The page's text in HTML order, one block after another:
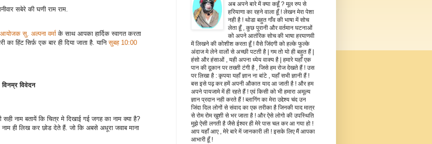
सबेरे की घणी राम राम.
सु. अल्पना वर्मा के साथ आपका हार्दिक स्वागत करता
हिंट सिर्फ़ एक बार ही दिया जाता है. यानिसुबह 10:00
विनम्र विवेदन
नाम बतायें कि चित्र मे दिखाई गई जगह का नाम क्या है?
नाम ही लिख कर छोड देते हैं. जो कि अबसे अधूरा जवाब माना
अब अपने बारे में क्या कहूँ ? मूल रुप से
हरियाणा का रहने वाला हूँ ! लेखन मेरा पेशा
नही है ! थोडा बहुत गाँव की भाषा में सोच
लेता हूँ , कुछ पुरानी और वर्तमान घटनाओं
को अपने आतंरिक सोच की भाषा हरयाणवी
में लिखने की कोशीश करता हूँ ! वैसे जिंदगी को हल्के फुल्के
अंदाज मे लेने वालों से अच्छी पटती है | गम तो यो ही बहुत हैं |
हंसो और हंसाओं , यही अपना ध्येय वाक्य है | हमारे यहाँ एक
पान की दूकान पर तख्ती टंगी है , जिसे हम रोज देखते हैं ! उस
पर लिखा है : कृपया यहाँ ज्ञान ना बांटे , यहाँ सभी ज्ञानी हैं !
बस इसे पढ़ कर हमें अपनी औकात याद आ जाती है ! और हम
अपने पायजामे में ही रहते हैं ! एवं किसी को भी हमारा अमूल्य
ज्ञान प्रदान नही करते हैं ! ब्लागिंग का मेरा उद्देश्य चंद उन
जिंदा दिल लोगों से संवाद का एक तरीका है जिनकी याद मात्र
से रोम रोम खुशी से भर जाता है ! और ऐसे लोगो की उपस्थिति
मुझे ऐसी लगती है जैसे ईश्वर ही मेरे पास चल कर आ गया हो !
आप यहाँ आए , मेरे बारे में जानकारी ली ! इसके लिए मैं आपका
आभारी हूँ !